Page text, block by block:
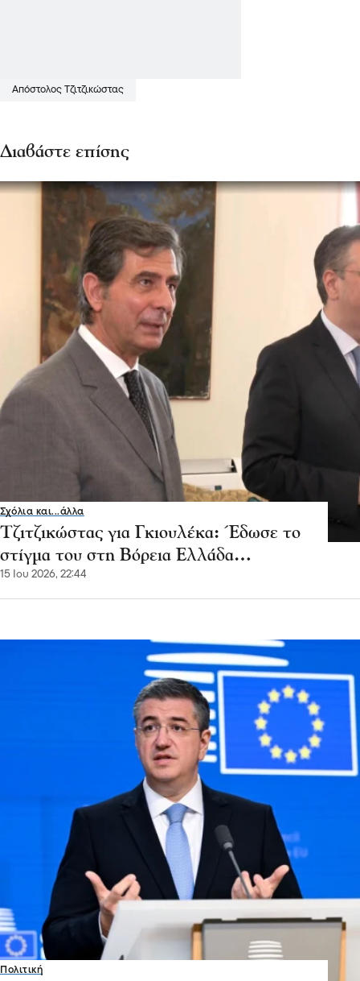
Απόστολος Τζιτζικώστας
Διαβάστε επίσης
Σχόλια και...άλλα
Τζιτζικώστας για Γκιουλέκα: Έδωσε το
στίγμα του στη Βόρεια Ελλάδα…
15 Ιου 2026, 22:44
Πολιτική